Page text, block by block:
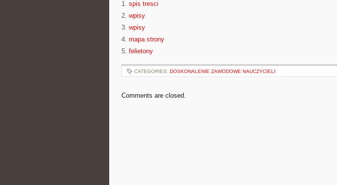
1. spis tresci
2. wpisy
3. wpisy
4. mapa strony
5. felietony
CATEGORIES: DOSKONALENIE ZAWODOWE NAUCZYCIELI
Comments are closed.